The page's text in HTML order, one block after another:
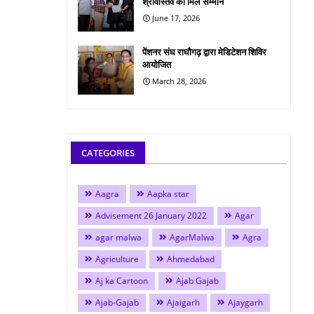
June 17, 2026
पेंशनर संघ राघौगढ़ द्वारा मेडिटेशन शिविर
आयोजित
March 28, 2026
CATEGORIES
Aagra
Aapka star
Advisement 26 January 2022
Agar
agar malwa
AgarMalwa
Agra
Agriculture
Ahmedabad
Aj ka Cartoon
Ajab Gajab
Ajab-Gajab
Ajaigarh Ajaygarh